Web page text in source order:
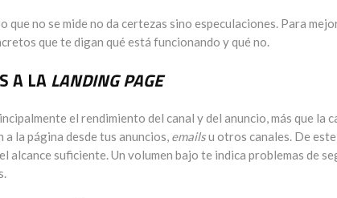
que no se mide no da certezas sino especulaciones. Para
que te digan qué está funcionando y qué no.
A LALANDING PAGE
el rendimiento del canal y del anuncio, más que la
a la página desde tus anuncios, emailsu otros canales. De
alcance suficiente. Un volumen bajo te indica problemas de